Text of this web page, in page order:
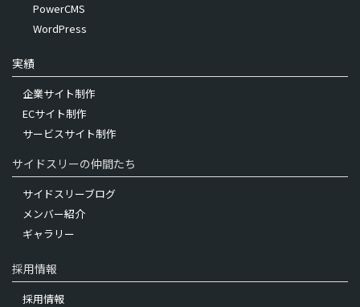
PowerCMS
WordPress
実績
企業サイト制作
ECサイト制作
サービスサイト制作
サイドスリーの仲間たち
サイドスリーブログ
メンバー紹介
ギャラリー
採用情報
採用情報